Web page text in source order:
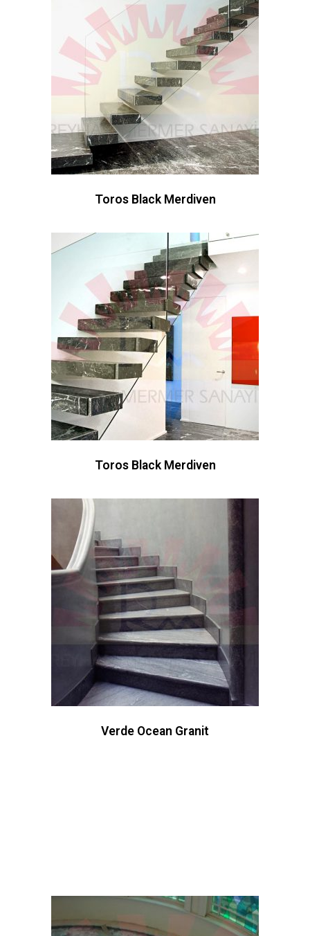
Toros Black Merdiven
Toros Black Merdiven
Verde Ocean Granit